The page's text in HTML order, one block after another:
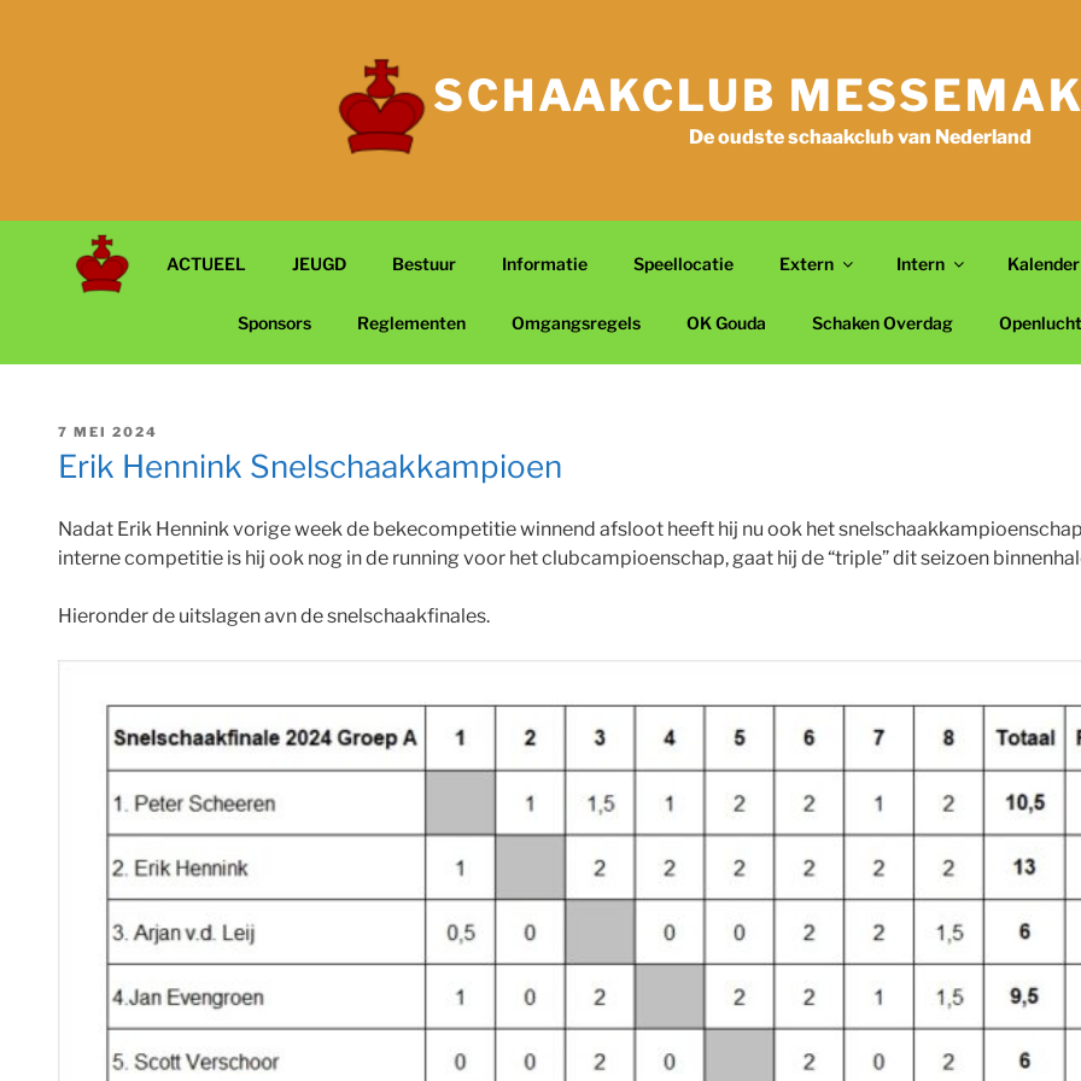
SCHAAKCLUB
De oudste schaakclub van Nederland
ACTUEEL JEUGD Bestuur Informatie Speellocatie Extern Intern Kalender
Sponsors Reglementen Omgangsregels OK Gouda Schaken Overdag
GEPLAATST
OP
7 MEI 2024
Erik Hennink Snelschaakkampioen
Nadat Erik Hennink vorige week de bekecompetitie winnend afsloot heeft hij nu ook het
interne competitie is hij ook nog in de running voor het clubcampioenschap, gaat hij de “triple” dit seizoen
Hieronder de uitslagen avn de snelschaakfinales.